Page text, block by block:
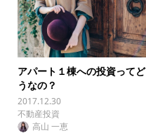
アパート１棟への投資ってど
うなの？
2017.12.30
不動産投資
高山 一恵